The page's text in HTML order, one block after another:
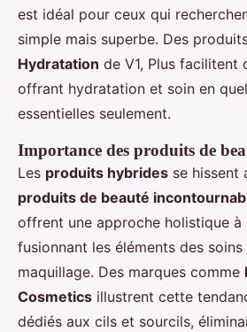
est idéal pour ceux qui
simple mais superbe. Des
Hydratation de V1, Plus facilitent
offrant hydratation et soin en
essentielles seulement.
Importance des produits de
Les produits hybrides se hissent
produits de beauté
offrent une approche holistique à
fusionnant les éléments des
maquillage. Des marques comme
Cosmetics illustrent cette
dédiés aux cils et sourcils,